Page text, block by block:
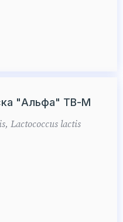
"Альфа" ТВ-М
Lactococcus lactis